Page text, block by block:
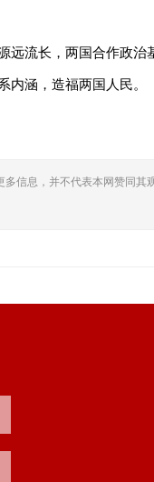
远流长，两国合作政
内涵，造福两国人民。
信息，并不代表本网赞同